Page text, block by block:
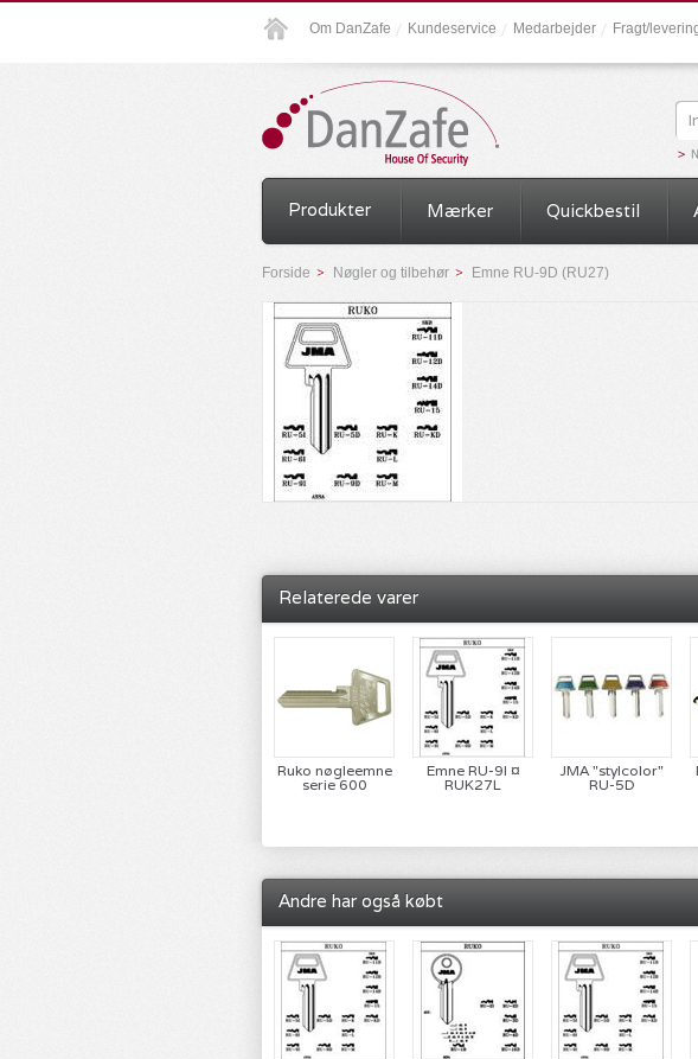
Om DanZafe Kundeservice Medarbejder Fragt/
Produkter Mærker Quickbestil
Forside Nøgler og tilbehør Emne RU-9D (RU27)
Relaterede varer
Ruko nøgleemne
serie 600
Emne RU-9I ¤
RUK27L
JMA "stylcolor"
RU-5D
Andre har også købt